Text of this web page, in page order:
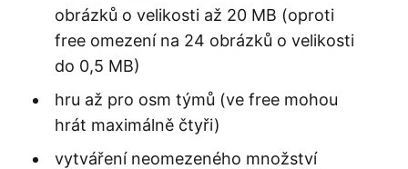
obrázků o velikosti až 20 MB (oproti
free omezení na 24 obrázků o velikosti
do 0,5 MB)
hru až pro osm týmů (ve free mohou
hrát maximálně čtyři)
vytváření neomezeného množství